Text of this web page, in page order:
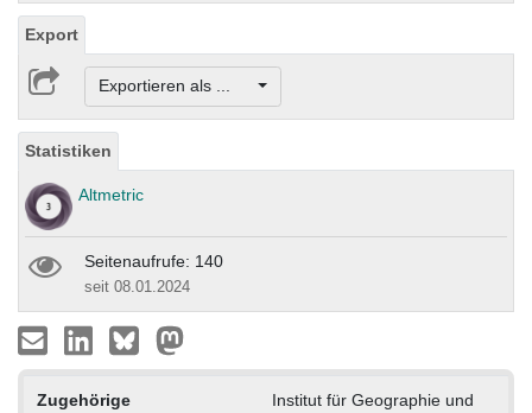
Export
Exportieren als ...
Statistiken
Altmetric
Seitenaufrufe: 140
seit 08.01.2024
Zugehörige
Institut für Geographie und